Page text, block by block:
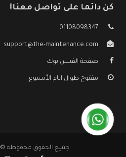
كن دائما على تواصل معنا!
01108098347
support@the-maintenance.com
صفحة الفيس بوك
مفتوح طوال ايام الأسبوع
جميع الحقوق محفوظه ©